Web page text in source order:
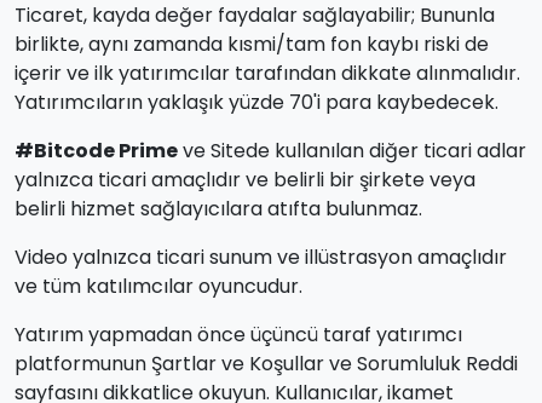
Ticaret, kayda değer faydalar sağlayabilir; Bununla
birlikte, aynı zamanda kısmi/tam fon kaybı riski de
içerir ve ilk yatırımcılar tarafından dikkate alınmalıdır.
Yatırımcıların yaklaşık yüzde 70'i para kaybedecek.
#Bitcode Primeve Sitede kullanılan diğer ticari adlar
yalnızca ticari amaçlıdır ve belirli bir şirkete veya
belirli hizmet sağlayıcılara atıfta bulunmaz.
Video yalnızca ticari sunum ve illüstrasyon amaçlıdır
ve tüm katılımcılar oyuncudur.
Yatırım yapmadan önce üçüncü taraf yatırımcı
platformunun Şartlar ve Koşullar ve Sorumluluk Reddi
sayfasını dikkatlice okuyun. Kullanıcılar, ikamet